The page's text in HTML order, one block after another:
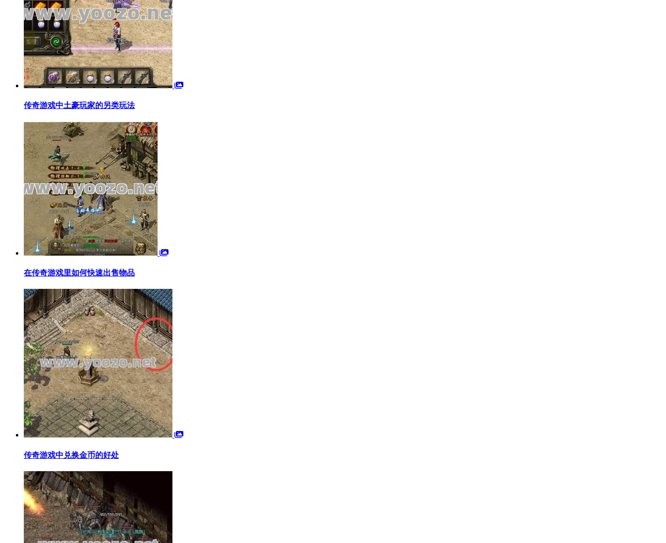
传奇游戏中土豪玩家的另类玩法
在传奇游戏里如何快速出售物品
传奇游戏中兑换金币的好处